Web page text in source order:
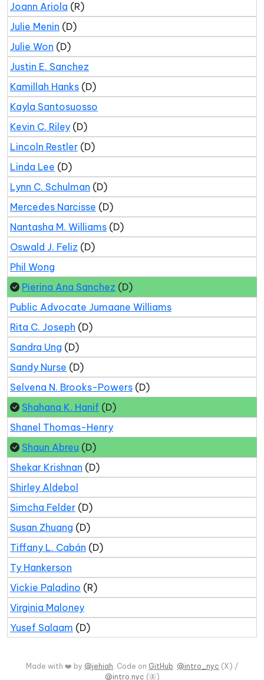
Joann Ariola (R)
Julie Menin (D)
Julie Won (D)
Justin E. Sanchez
Kamillah Hanks (D)
Kayla Santosuosso
Kevin C. Riley (D)
Lincoln Restler (D)
Linda Lee (D)
Lynn C. Schulman (D)
Mercedes Narcisse (D)
Nantasha M. Williams (D)
Oswald J. Feliz (D)
Phil Wong
Pierina Ana Sanchez (D)
Public Advocate Jumaane Williams
Rita C. Joseph (D)
Sandra Ung (D)
Sandy Nurse (D)
Selvena N. Brooks-Powers (D)
Shahana K. Hanif (D)
Shanel Thomas-Henry
Shaun Abreu (D)
Shekar Krishnan (D)
Shirley Aldebol
Simcha Felder (D)
Susan Zhuang (D)
Tiffany L. Cabán (D)
Ty Hankerson
Vickie Paladino (R)
Virginia Maloney
Yusef Salaam (D)
Made with ❤️ by @jehiah. Code on GitHub. @intro_nyc (X) /
@intro.nyc (🦋)